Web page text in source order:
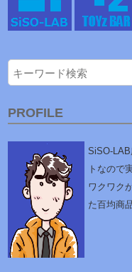
PROFILE
SiSO-
トなので
ワクワク
た百均商